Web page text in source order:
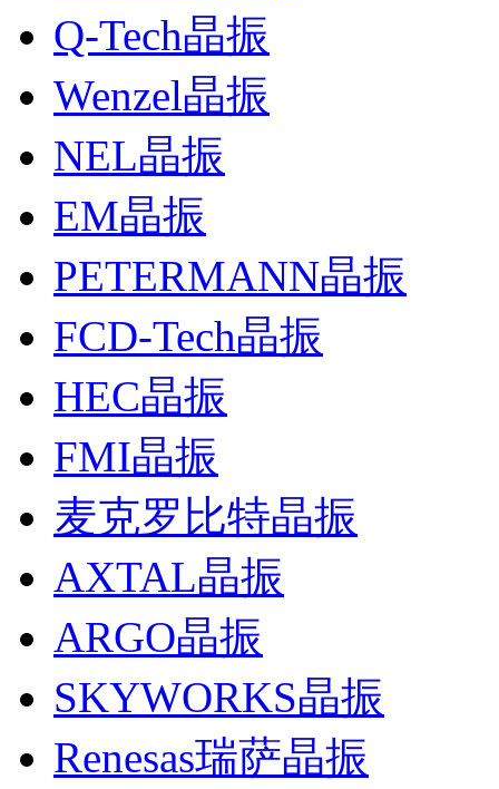
Q-Tech晶振
Wenzel晶振
NEL晶振
EM晶振
PETERMANN晶振
FCD-Tech晶振
HEC晶振
FMI晶振
麦克罗比特晶振
AXTAL晶振
ARGO晶振
SKYWORKS晶振
Renesas瑞萨晶振